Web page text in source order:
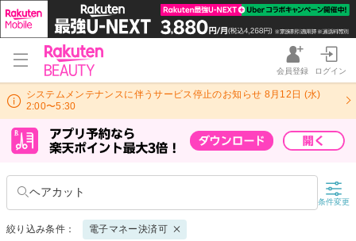
会員登録 ログイン
システムメンテナンスに伴うサービス停止のお知らせ 8月12日 (水)
2:00〜5:30
ヘアカット
条件変更
絞り込み条件： 電子マネー決済可